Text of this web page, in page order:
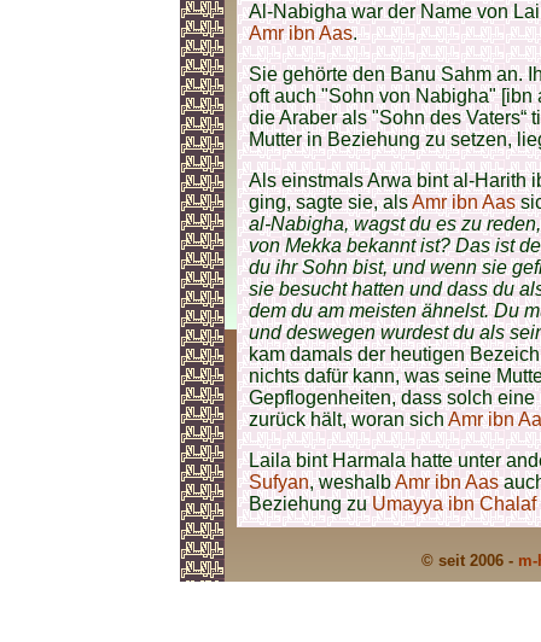
Al-Nabigha war der Name von
Amr ibn Aas.
Sie gehörte den Banu Sahm an.
oft auch"Sohn von Nabigha" [ibn
die Araber als "Sohn des Vaters“
Mutter in Beziehung zu setzen,
Als einstmals Arwa bint al-Harith
ging, sagte sie, alsAmr ibn Aas
al-Nabigha, wagst du es zu
von Mekka bekannt ist? Das ist
du ihr Sohn bist, und wenn sie
sie besucht hatten und dass du
dem du am meisten ähnelst. Du
und deswegen wurdest du als
kam damals der heutigen
nichts dafür kann, was seine
Gepflogenheiten, dass solch
zurück hält, woran sichAmr ibn
Laila bint Harmala hatte unter
Sufyan, weshalbAmr ibn Aas
Beziehung zuUmayya ibn Chalaf
© seit 2006 -